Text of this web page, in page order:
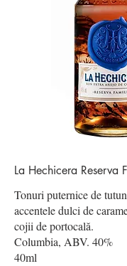
La Hechicera Reserva
Tonuri puternice de
accentele dulci de
cojii de portocală.
Columbia, ABV. 40%
40ml